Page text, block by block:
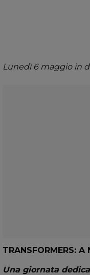
Lunedì 6 maggio in
TRANSFORMERS:
Una giornata